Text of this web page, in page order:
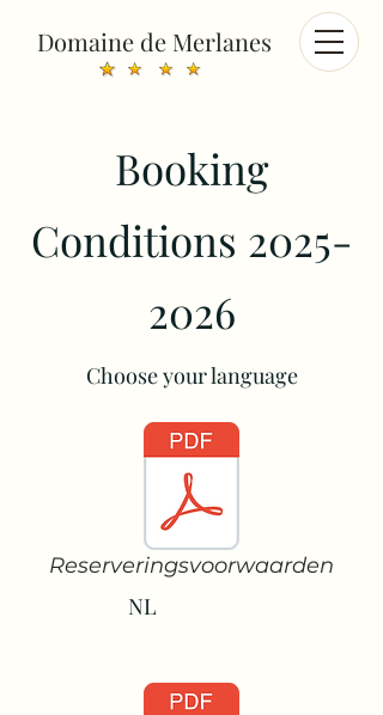
Domaine de Merlanes
Booking
Conditions 2025-
2026
Choose your language
Reserveringsvoorwaarden
NL